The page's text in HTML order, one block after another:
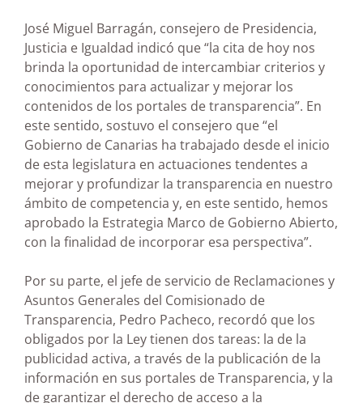
José Miguel Barragán, consejero de Presidencia,
Justicia e Igualdad indicó que “la cita de hoy nos
brinda la oportunidad de intercambiar criterios y
conocimientos para actualizar y mejorar los
contenidos de los portales de transparencia”. En
este sentido, sostuvo el consejero que “el
Gobierno de Canarias ha trabajado desde el inicio
de esta legislatura en actuaciones tendentes a
mejorar y profundizar la transparencia en nuestro
ámbito de competencia y, en este sentido, hemos
aprobado la Estrategia Marco de Gobierno Abierto,
con la finalidad de incorporar esa perspectiva”.
Por su parte, el jefe de servicio de Reclamaciones y
Asuntos Generales del Comisionado de
Transparencia, Pedro Pacheco, recordó que los
obligados por la Ley tienen dos tareas: la de la
publicidad activa, a través de la publicación de la
información en sus portales de Transparencia, y la
de garantizar el derecho de acceso a la